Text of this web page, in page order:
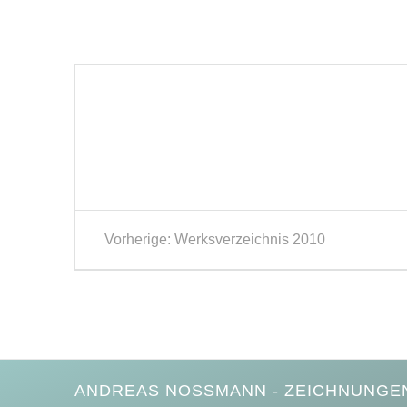
Beitragsnavigation
Vorherige: Vorheriger
Werksverzeichnis 2010
ANDREAS NOSSMANN - ZEICHNUNGEN